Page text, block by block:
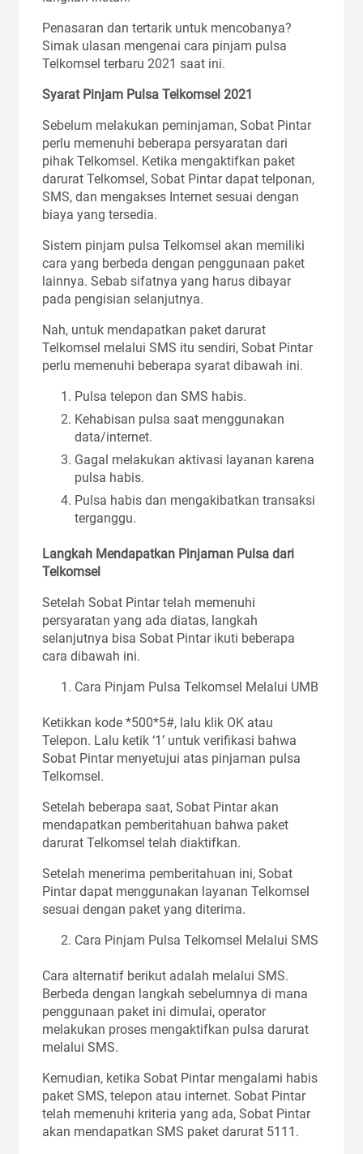
Penasaran dan tertarik untuk mencobanya?
Simak ulasan mengenai cara pinjam pulsa
Telkomsel terbaru 2021 saat ini.
Syarat Pinjam Pulsa Telkomsel 2021
Sebelum melakukan peminjaman, Sobat Pintar
perlu memenuhi beberapa persyaratan dari
pihak Telkomsel. Ketika mengaktifkan paket
darurat Telkomsel, Sobat Pintar dapat telponan,
SMS, dan mengakses Internet sesuai dengan
biaya yang tersedia.
Sistem pinjam pulsa Telkomsel akan memiliki
cara yang berbeda dengan penggunaan paket
lainnya. Sebab sifatnya yang harus dibayar
pada pengisian selanjutnya.
Nah, untuk mendapatkan paket darurat
Telkomsel melalui SMS itu sendiri, Sobat Pintar
perlu memenuhi beberapa syarat dibawah ini.
Pulsa telepon dan SMS habis.
Kehabisan pulsa saat menggunakan
data/internet.
Gagal melakukan aktivasi layanan karena
pulsa habis.
Pulsa habis dan mengakibatkan transaksi
terganggu.
Langkah Mendapatkan Pinjaman Pulsa dari
Telkomsel
Setelah Sobat Pintar telah memenuhi
persyaratan yang ada diatas, langkah
selanjutnya bisa Sobat Pintar ikuti beberapa
cara dibawah ini.
Cara Pinjam Pulsa Telkomsel Melalui UMB
Ketikkan kode *500*5#, lalu klik OK atau
Telepon. Lalu ketik ‘1’ untuk verifikasi bahwa
Sobat Pintar menyetujui atas pinjaman pulsa
Telkomsel.
Setelah beberapa saat, Sobat Pintar akan
mendapatkan pemberitahuan bahwa paket
darurat Telkomsel telah diaktifkan.
Setelah menerima pemberitahuan ini, Sobat
Pintar dapat menggunakan layanan Telkomsel
sesuai dengan paket yang diterima.
Cara Pinjam Pulsa Telkomsel Melalui SMS
Cara alternatif berikut adalah melalui SMS.
Berbeda dengan langkah sebelumnya di mana
penggunaan paket ini dimulai, operator
melakukan proses mengaktifkan pulsa darurat
melalui SMS.
Kemudian, ketika Sobat Pintar mengalami habis
paket SMS, telepon atau internet. Sobat Pintar
telah memenuhi kriteria yang ada, Sobat Pintar
akan mendapatkan SMS paket darurat 5111.